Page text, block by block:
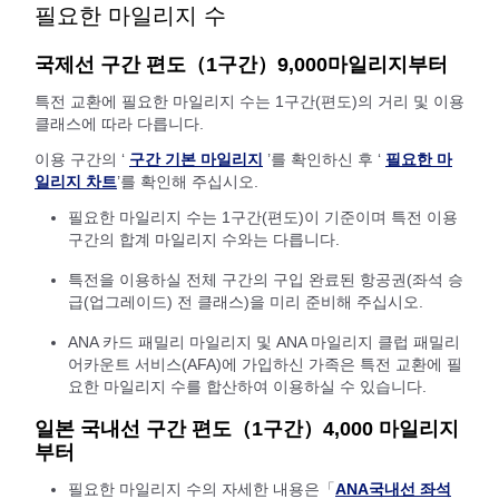
필요한 마일리지 수
국제선 구간 편도（1구간）9,000마일리지부터
특전 교환에 필요한 마일리지 수는 1구간(편도)의 거리 및 이용
클래스에 따라 다릅니다.
이용 구간의 ‘ 구간 기본 마일리지 ’를 확인하신 후 ‘ 필요한 마
일리지 차트’를 확인해 주십시오.
필요한 마일리지 수는 1구간(편도)이 기준이며 특전 이용
구간의 합계 마일리지 수와는 다릅니다.
특전을 이용하실 전체 구간의 구입 완료된 항공권(좌석 승
급(업그레이드) 전 클래스)을 미리 준비해 주십시오.
ANA 카드 패밀리 마일리지 및 ANA 마일리지 클럽 패밀리
어카운트 서비스(AFA)에 가입하신 가족은 특전 교환에 필
요한 마일리지 수를 합산하여 이용하실 수 있습니다.
일본 국내선 구간 편도（1구간）4,000 마일리지
부터
필요한 마일리지 수의 자세한 내용은「 ANA국내선 좌석